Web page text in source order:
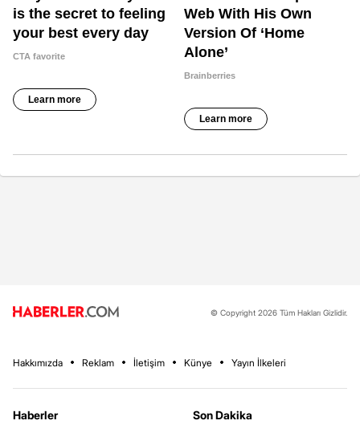
© Copyright 2026 Tüm Hakları Gizlidir.
Hakkımızda Reklam İletişim Künye Yayın İlkeleri
Haberler
Son Dakika